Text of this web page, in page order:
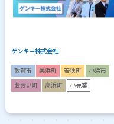
ゲンキー株式会社
敦賀市 美浜町 若狭町 小浜市
おおい町 高浜町 小売業